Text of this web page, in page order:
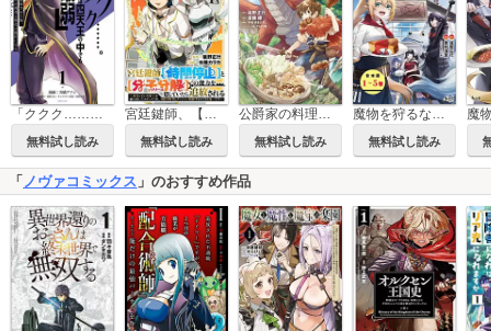
「ククク……。奴は四天王の中でも最弱」と解雇された俺、なぜか勇者と聖女の師匠になる
無料試し読み
宮廷鍵師、【時間停止（ロック）】と【分子分解（リリース）】の能力を隠していたら追放される～封印していた魔王が暴れ出したみたいだけど、S級冒険者とダンジョン制覇するのでもう遅いです～
無料試し読み
公爵家の料理番様 ～300年生きる小さな料理人～
無料試し読み
魔物を狩るなと言われた最強ハンター、料理ギルドに転職する～好待遇な上においしいものまで食べれて幸せです～（ノヴァコミックス）【合本版】
無料試し読み
「 ノヴァコミックス 」のおすすめ作品